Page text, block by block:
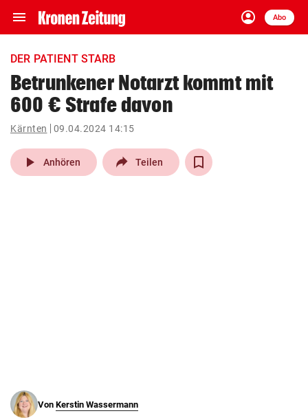
menu Navigation
ein-/ausklappen
account_circle
Anmelden
Abo
close Schließen
account_circle Anmelden
pin_drop
Wien arrow_right
DER PATIENT STARB
Betrunkener Notarzt kommt mit
600 € Strafe davon
Kärnten 09.04.2024 14:15
play_arrow Anhören Teilen
Von Kerstin Wassermann